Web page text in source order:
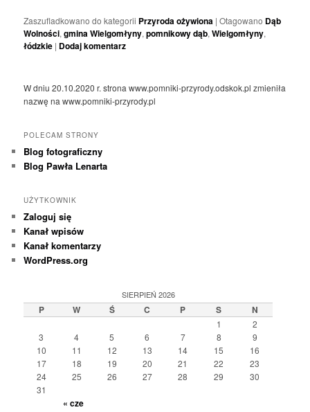
Zaszufladkowano do kategorii Przyroda ożywiona |Otagowano Dąb
Wolności,gmina Wielgomłyny,pomnikowy dąb,Wielgomłyny,
łódzkie | Dodaj komentarz
W dniu 20.10.2020 r. strona www.pomniki-przyrody.odskok.pl zmieniła
nazwę na www.pomniki-przyrody.pl
POLECAM STRONY
Blog fotograficzny
Blog Pawła Lenarta
UŻYTKOWNIK
Zaloguj się
Kanał wpisów
Kanał komentarzy
WordPress.org
SIERPIEŃ 2026
P W Ś C P S N
1
2
3
4 5 6 7 8
9
10
11 12 13 14 15
16
17
18 19 20 21 22
23
24
25 26 27 28 29
30
31
« cze